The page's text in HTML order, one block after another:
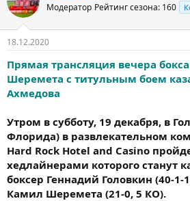
Модератор Рейтинг сезона: 160
18.12.2020
Прямая трансляция вечера
Шеремета с титульным боем
Ахмедова
Утром в субботу, 19 декабря, в
Флорида) в развлекательном
Hard Rock Hotel and Casino
хедлайнерами которого станут
боксер Геннадий Головкин (40-1-
Камил Шеремета (21-0, 5 КО).